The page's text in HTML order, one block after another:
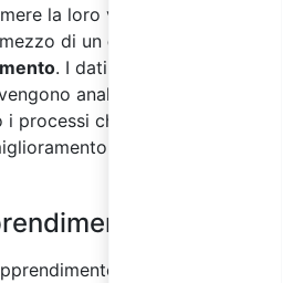
la loro valutazione sulla
di un questionario di
. I dati e le
analizzati al fine di
processi che presentano
su cui
come previsto